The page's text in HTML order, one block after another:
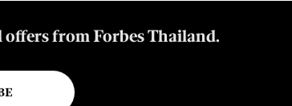
offers from Forbes Thailand.